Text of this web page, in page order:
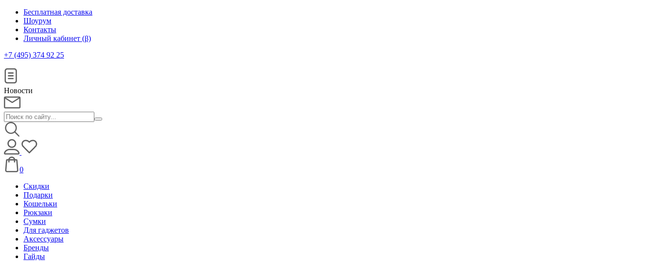
Бесплатная доставка
Шоурум
Контакты
Личный кабинет (β)
+7 (495) 374 92 25
Новости
0
Скидки
Подарки
Кошельки
Рюкзаки
Сумки
Для гаджетов
Аксессуары
Бренды
Гайды